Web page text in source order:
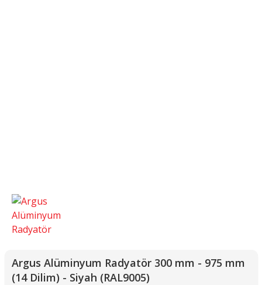
Argus Alüminyum Radyatör 300 mm - 975 mm
(14 Dilim) - Siyah (RAL9005)